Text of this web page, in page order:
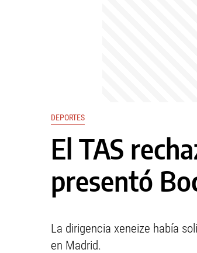
DEPORTES
El TAS
presentó
La dirigencia xeneize había
en Madrid.